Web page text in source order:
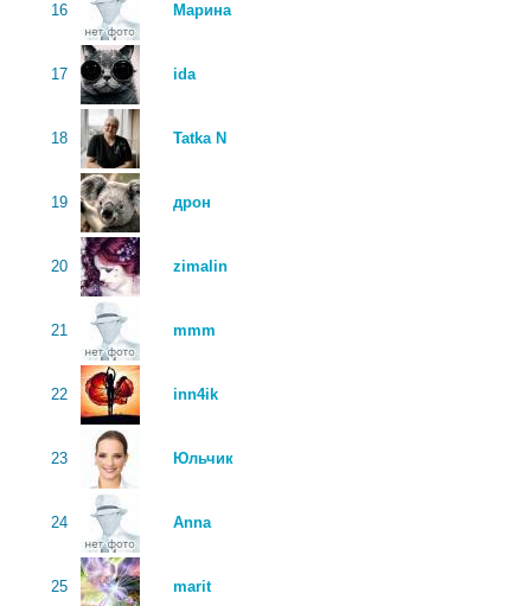
16 Марина
17 ida
18 Tatka N
19 дрон
20 zimalin
21 mmm
22 inn4ik
23 Юльчик
24 Anna
25 marit